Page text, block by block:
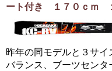
ート付き １７０ｃｍ
昨年の同モデルと３サ
バランス、ブーツセンタ